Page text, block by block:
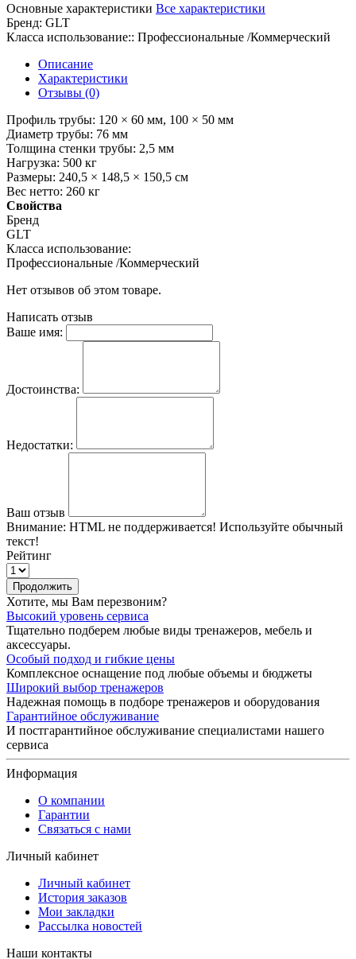
Основные характеристики Все характеристики
Бренд: GLT
Класса использование:: Профессиональные /Коммерческий
Описание
Характеристики
Отзывы (0)
Профиль трубы: 120 × 60 мм, 100 × 50 мм
Диаметр трубы: 76 мм
Толщина стенки трубы: 2,5 мм
Нагрузка: 500 кг
Размеры: 240,5 × 148,5 × 150,5 см
Вес нетто: 260 кг
Свойства
Бренд
GLT
Класса использование:
Профессиональные /Коммерческий
Нет отзывов об этом товаре.
Написать отзыв
Ваше имя:
Достоинства:
Недостатки:
Ваш отзыв
Внимание: HTML не поддерживается! Используйте обычный
текст!
Рейтинг
Продолжить
Хотите, мы Вам перезвоним?
Высокий уровень сервиса
Тщательно подберем любые виды тренажеров, мебель и
аксессуары.
Особый подход и гибкие цены
Комплексное оснащение под любые объемы и бюджеты
Широкий выбор тренажеров
Надежная помощь в подборе тренажеров и оборудования
Гарантийное обслуживание
И постгарантийное обслуживание специалистами нашего
сервиса
Информация
О компании
Гарантии
Связаться с нами
Личный кабинет
Личный кабинет
История заказов
Мои закладки
Рассылка новостей
Наши контакты